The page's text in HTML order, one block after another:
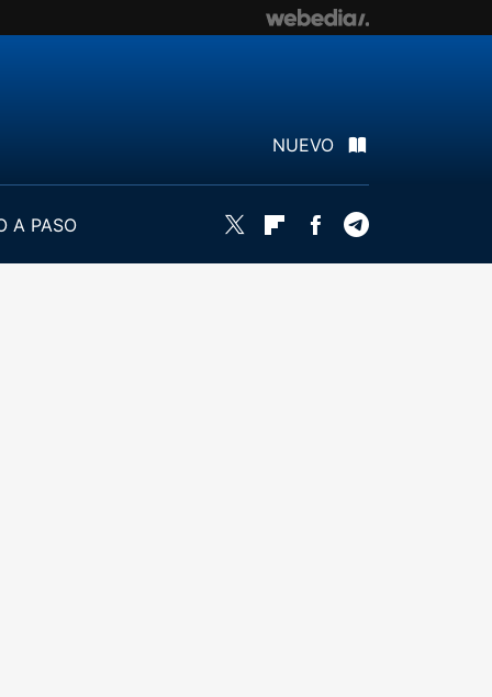
NUEVO
A PASO Twitter FlipboardFacebook